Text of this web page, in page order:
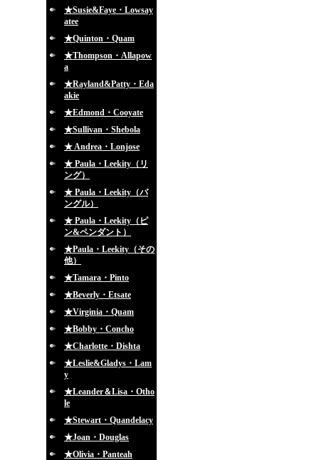
★Susie&Faye・Lowsay
atee
★Quinton・Quam
★Thompson・Allapow
a
★Rayland&Patty・Eda
akie
★Edmond・Cooyate
★Sullivan・Shebola
★ Andrea・Lonjose
★ Paula・Leekity（リ
ング）
★ Paula・Leekity（バ
ングル）
★ Paula・Leekity（ピ
ン&ペンダント）
★Paula・Leekity（その
他）
★Tamara・Pinto
★Beverly・Etsate
★Virginia・Quam
★Bobby・Concho
★Charlotte・Dishta
★Leslie&Gladys・Lam
y
★Leander＆Lisa・Otho
le
★Stewart・Quandelacy
★Joan・Douglas
★Olivia・Panteah